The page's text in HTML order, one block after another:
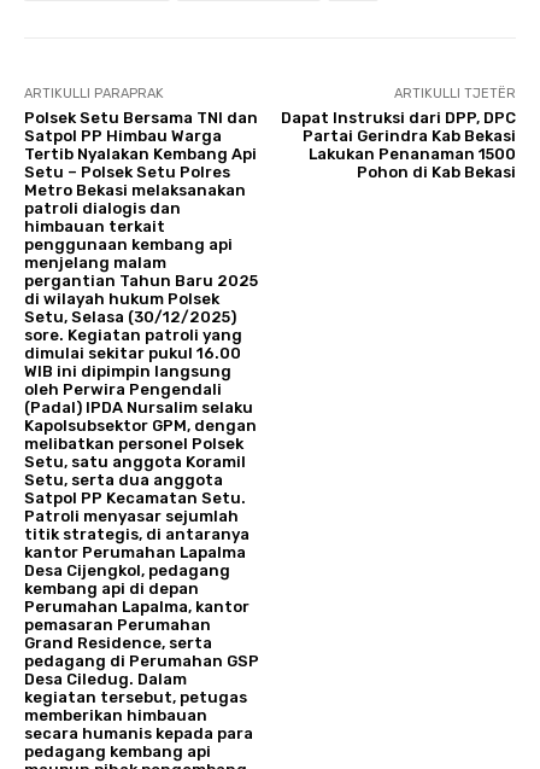
ARTIKULLI PARAPRAK
Polsek Setu Bersama TNI dan
Satpol PP Himbau Warga
Tertib Nyalakan Kembang Api
Setu – Polsek Setu Polres
Metro Bekasi melaksanakan
patroli dialogis dan
himbauan terkait
penggunaan kembang api
menjelang malam
pergantian Tahun Baru 2025
di wilayah hukum Polsek
Setu, Selasa (30/12/2025)
sore. Kegiatan patroli yang
dimulai sekitar pukul 16.00
WIB ini dipimpin langsung
oleh Perwira Pengendali
(Padal) IPDA Nursalim selaku
Kapolsubsektor GPM, dengan
melibatkan personel Polsek
Setu, satu anggota Koramil
Setu, serta dua anggota
Satpol PP Kecamatan Setu.
Patroli menyasar sejumlah
titik strategis, di antaranya
kantor Perumahan Lapalma
Desa Cijengkol, pedagang
kembang api di depan
Perumahan Lapalma, kantor
pemasaran Perumahan
Grand Residence, serta
pedagang di Perumahan GSP
Desa Ciledug. Dalam
kegiatan tersebut, petugas
memberikan himbauan
secara humanis kepada para
pedagang kembang api
ARTIKULLI TJETËR
Dapat Instruksi dari DPP, DPC
Partai Gerindra Kab Bekasi
Lakukan Penanaman 1500
Pohon di Kab Bekasi